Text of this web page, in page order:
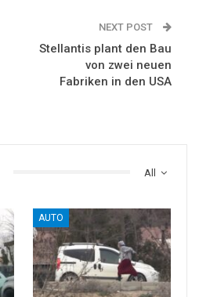
NEXT POST
Stellantis plant den Bau
von zwei neuen
Fabriken in den USA
All
AUTO